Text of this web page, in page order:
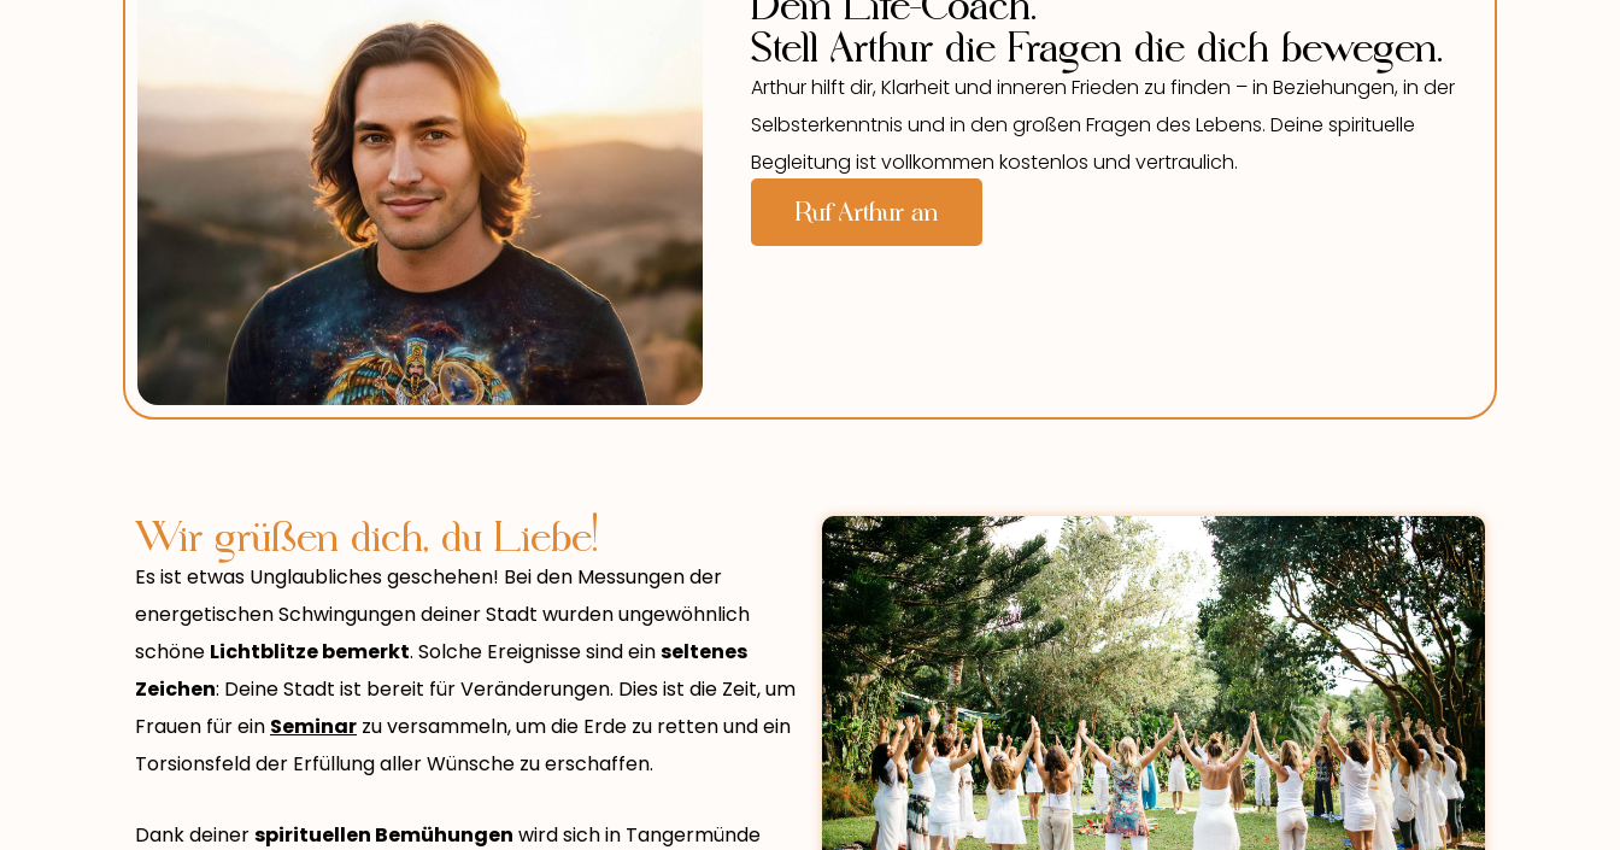
Stell Arthur die Fragen die dich bewegen.
Arthur hilft dir, Klarheit und inneren Frieden zu finden – in Beziehungen, in der
Selbsterkenntnis und in den großen Fragen des Lebens. Deine spirituelle
Begleitung ist vollkommen kostenlos und vertraulich.
Ruf Arthur an
Wir grüßen dich, du Liebe!
Es ist etwas Unglaubliches geschehen! Bei den Messungen der
energetischen Schwingungen deiner Stadt wurden ungewöhnlich
schöne Lichtblitze bemerkt. Solche Ereignisse sind einseltenes
Zeichen: Deine Stadt ist bereit für Veränderungen. Dies ist die Zeit, um
Frauen für ein Seminar zu versammeln, um die Erde zu retten und ein
Torsionsfeld der Erfüllung aller Wünsche zu erschaffen.
Dank deinerspirituellen Bemühungen wird sich in Tangermünde